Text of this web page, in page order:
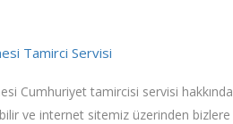
Tamirci Servisi
Cumhuriyet tamircisi servisi hakkında
ve internet sitemiz üzerinden bizlere